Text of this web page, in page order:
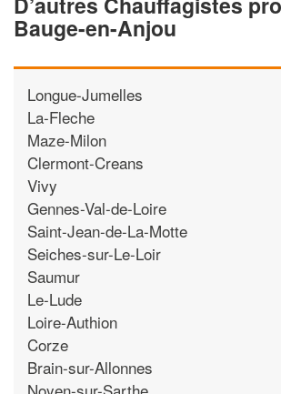
Bauge-en-Anjou
Longue-Jumelles
La-Fleche
Maze-Milon
Clermont-Creans
Vivy
Gennes-Val-de-Loire
Saint-Jean-de-La-Motte
Seiches-sur-Le-Loir
Saumur
Le-Lude
Loire-Authion
Corze
Brain-sur-Allonnes
Noyen-sur-Sarthe